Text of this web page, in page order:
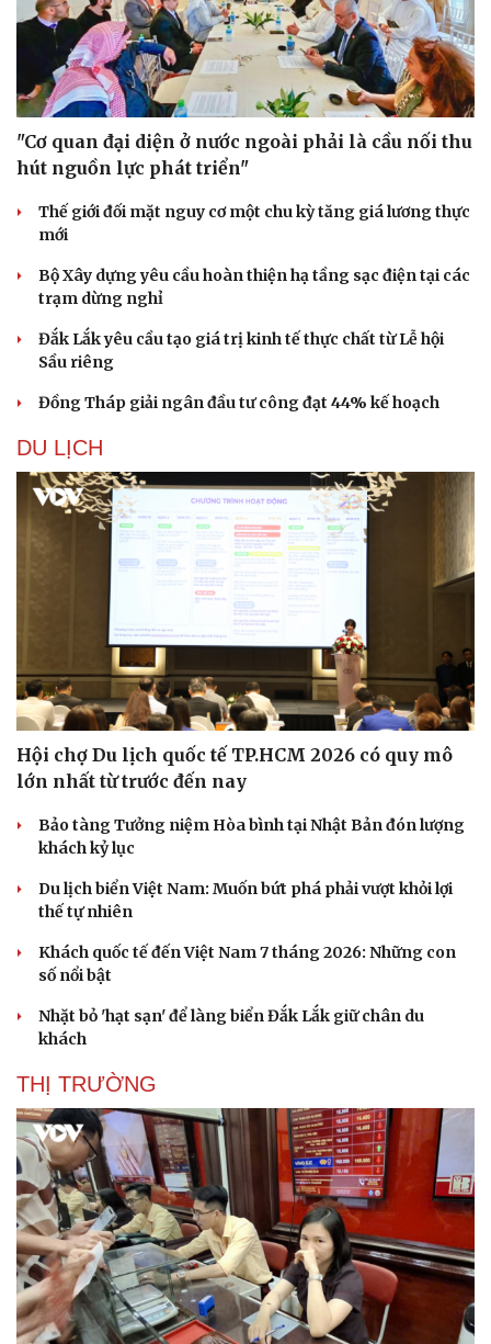
Văn hóa
Sân khấu - Điện ảnh
Văn học
Âm nhạc
Di sản
Giải trí
Nghệ sĩ
Thời trang
Sao Việt
"Cơ quan đại diện ở nước ngoài phải là cầu nối thu
hút nguồn lực phát triển"
Thế giới đối mặt nguy cơ một chu kỳ tăng giá lương thực
mới
Bộ Xây dựng yêu cầu hoàn thiện hạ tầng sạc điện tại các
trạm dừng nghỉ
Đắk Lắk yêu cầu tạo giá trị kinh tế thực chất từ Lễ hội
Sầu riêng
Đồng Tháp giải ngân đầu tư công đạt 44% kế hoạch
DU LỊCH
Hội chợ Du lịch quốc tế TP.HCM 2026 có quy mô
lớn nhất từ trước đến nay
Bảo tàng Tưởng niệm Hòa bình tại Nhật Bản đón lượng
khách kỷ lục
Du lịch biển Việt Nam: Muốn bứt phá phải vượt khỏi lợi
thế tự nhiên
Khách quốc tế đến Việt Nam 7 tháng 2026: Những con
số nổi bật
Nhặt bỏ 'hạt sạn' để làng biển Đắk Lắk giữ chân du
khách
THỊ TRƯỜNG